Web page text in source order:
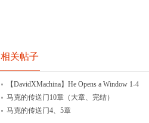
相关帖子
【DavidXMachina】He Opens a Window 1-4
马克的传送门10章（大章、完结）
马克的传送门4、5章